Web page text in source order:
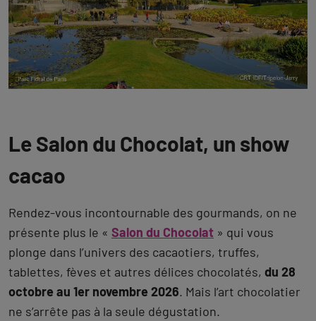
Le Salon du Chocolat, un show
cacao
Rendez-vous incontournable des gourmands, on ne
présente plus le « Salon du Chocolat » qui vous
plonge dans l’univers des cacaotiers, truffes,
tablettes, fèves et autres délices chocolatés, du 28
octobre au 1er novembre 2026. Mais l’art chocolatier
ne s’arrête pas à la seule dégustation.